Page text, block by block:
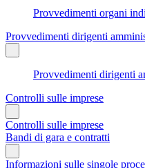
Provvedimenti organi
Provvedimenti dirigenti
Provvedimenti dirigenti
Controlli sulle imprese
Controlli sulle imprese
Bandi di gara e contratti
Informazioni sulle singole